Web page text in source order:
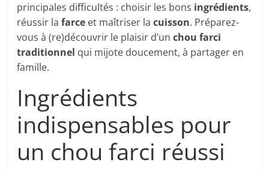
principales difficultés : choisir les bons ingrédients,
réussir lafarce et maîtriser lacuisson. Préparez-
vous à (re)découvrir le plaisir d’unchou farci
traditionnel qui mijote doucement, à partager en
famille.
Ingrédients
indispensables pour
un chou farci réussi